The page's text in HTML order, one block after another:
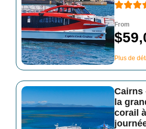
From
Plus de
Cairns
la
corail